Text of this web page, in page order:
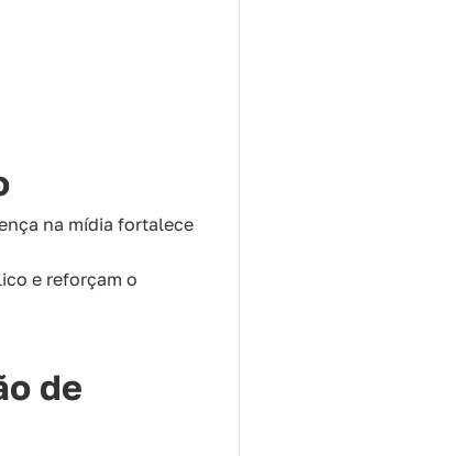
na mídia fortalece
e reforçam o
de